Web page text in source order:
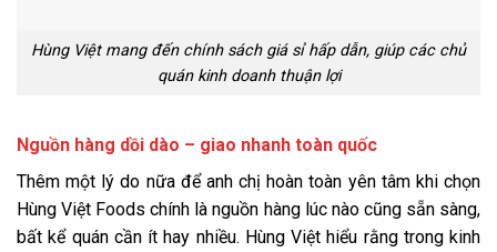
Hùng Việt mang đến chính sách giá sỉ hấp dẫn, giúp các chủ
quán kinh doanh thuận lợi
Nguồn hàng dồi dào – giao nhanh toàn quốc
Thêm một lý do nữa để anh chị hoàn toàn yên tâm khi chọn
Hùng Việt Foods chính là nguồn hàng lúc nào cũng sẵn sàng,
bất kể quán cần ít hay nhiều. Hùng Việt hiểu rằng trong kinh